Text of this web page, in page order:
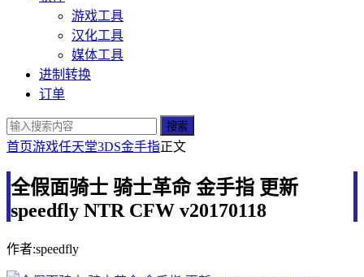
游戏工具
汉化工具
媒体工具
进制转换
订单
搜索
首页游戏任天堂3DS金手指正文
全假面骑士 骑士革命 金手指 更新
speedfly NTR CFW v20170118
作者:speedfly